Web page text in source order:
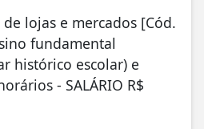
lojas e mercados [Cód.
fundamental
histórico escolar) e
- SALÁRIO R$